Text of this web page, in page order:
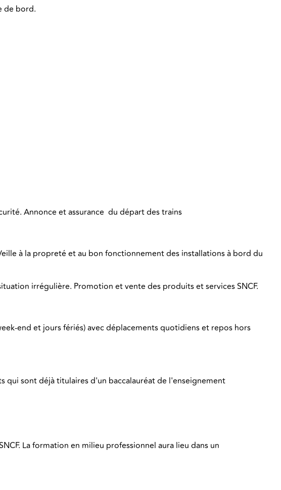
de bord.
Annonce et assurance du départ des trains
à la propreté et au bon fonctionnement des installations à bord du
irrégulière. Promotion et vente des produits et services SNCF.
end et jours fériés) avec déplacements quotidiens et repos hors
qui sont déjà titulaires d'un baccalauréat de l'enseignement
La formation en milieu professionnel aura lieu dans un